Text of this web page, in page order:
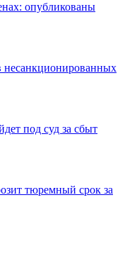
опубликованы
несанкционированных
под суд за сбыт
тюремный срок за